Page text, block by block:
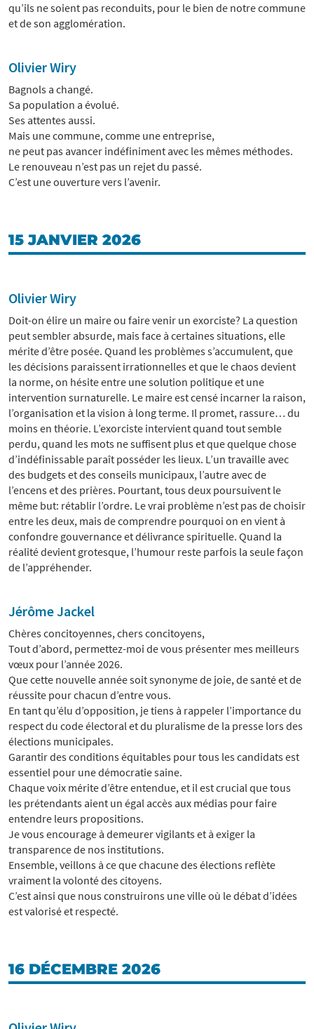
qu’ils ne soient pas reconduits, pour le bien de notre commune
et de son agglomération.
Olivier Wiry
Bagnols a changé.
Sa population a évolué.
Ses attentes aussi.
Mais une commune, comme une entreprise,
ne peut pas avancer indéfiniment avec les mêmes méthodes.
Le renouveau n’est pas un rejet du passé.
C’est une ouverture vers l’avenir.
15 JANVIER 2026
Olivier Wiry
Doit-on élire un maire ou faire venir un exorciste? La question
peut sembler absurde, mais face à certaines situations, elle
mérite d’être posée. Quand les problèmes s’accumulent, que
les décisions paraissent irrationnelles et que le chaos devient
la norme, on hésite entre une solution politique et une
intervention surnaturelle. Le maire est censé incarner la raison,
l’organisation et la vision à long terme. Il promet, rassure… du
moins en théorie. L’exorciste intervient quand tout semble
perdu, quand les mots ne suffisent plus et que quelque chose
d’indéfinissable paraît posséder les lieux. L’un travaille avec
des budgets et des conseils municipaux, l’autre avec de
l’encens et des prières. Pourtant, tous deux poursuivent le
même but: rétablir l’ordre. Le vrai problème n’est pas de choisir
entre les deux, mais de comprendre pourquoi on en vient à
confondre gouvernance et délivrance spirituelle. Quand la
réalité devient grotesque, l’humour reste parfois la seule façon
de l’appréhender.
Jérôme Jackel
Chères concitoyennes, chers concitoyens,
Tout d’abord, permettez-moi de vous présenter mes meilleurs
vœux pour l’année 2026.
Que cette nouvelle année soit synonyme de joie, de santé et de
réussite pour chacun d’entre vous.
En tant qu’élu d’opposition, je tiens à rappeler l’importance du
respect du code électoral et du pluralisme de la presse lors des
élections municipales.
Garantir des conditions équitables pour tous les candidats est
essentiel pour une démocratie saine.
Chaque voix mérite d’être entendue, et il est crucial que tous
les prétendants aient un égal accès aux médias pour faire
entendre leurs propositions.
Je vous encourage à demeurer vigilants et à exiger la
transparence de nos institutions.
Ensemble, veillons à ce que chacune des élections reflète
vraiment la volonté des citoyens.
C’est ainsi que nous construirons une ville où le débat d’idées
est valorisé et respecté.
16 DÉCEMBRE 2026